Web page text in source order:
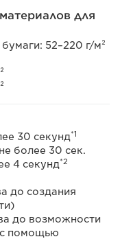
для
52–220 г/м²
30 секунд*1
более 30 сек.
4 секунд*2
до создания
до возможности
с помощью